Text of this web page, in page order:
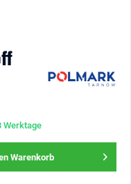
Werktage
Warenkorb